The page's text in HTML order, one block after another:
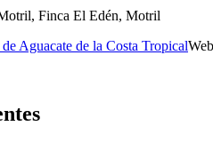
Finca El Edén, Motril
Aguacate de la Costa Tropical